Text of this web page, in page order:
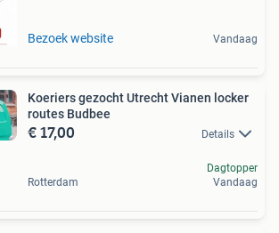
Bezoek website Vandaag
Koeriers gezocht Utrecht Vianen locker
routes Budbee
€ 17,00 Details
Rotterdam
Dagtopper
Vandaag